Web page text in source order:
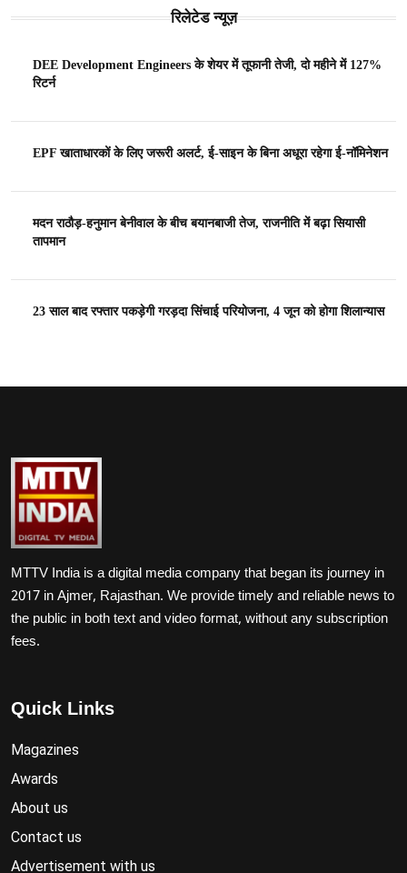
रिलेटेड न्यूज़
DEE Development Engineers के शेयर में तूफानी तेजी, दो महीने में 127%
रिटर्न
EPF खाताधारकों के लिए जरूरी अलर्ट, ई-साइन के बिना अधूरा रहेगा ई-नॉमिनेशन
मदन राठौड़-हनुमान बेनीवाल के बीच बयानबाजी तेज, राजनीति में बढ़ा सियासी
तापमान
23 साल बाद रफ्तार पकड़ेगी गरड़दा सिंचाई परियोजना, 4 जून को होगा शिलान्यास
MTTV India is a digital media company that began its journey in
2017 in Ajmer, Rajasthan. We provide timely and reliable news to
the public in both text and video format, without any subscription
fees.
Quick Links
Magazines
Awards
About us
Contact us
Advertisement with us